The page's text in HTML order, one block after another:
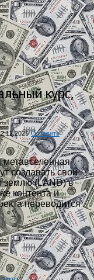
курс,
Оставить
создавать свои
землю (LAND) в
контента и
переводится